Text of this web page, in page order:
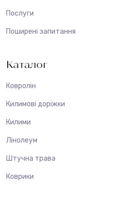
Послуги
Поширені запитання
Каталог
Ковролін
Килимові доріжки
Килими
Лінолеум
Штучна трава
Коврики